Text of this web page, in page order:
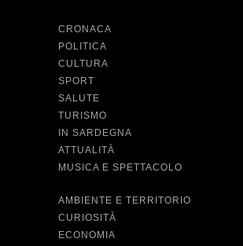
CRONACA
POLITICA
CULTURA
SPORT
SALUTE
TURISMO
IN SARDEGNA
ATTUALITÀ
MUSICA E SPETTACOLO
AMBIENTE E TERRITORIO
CURIOSITÀ
ECONOMIA